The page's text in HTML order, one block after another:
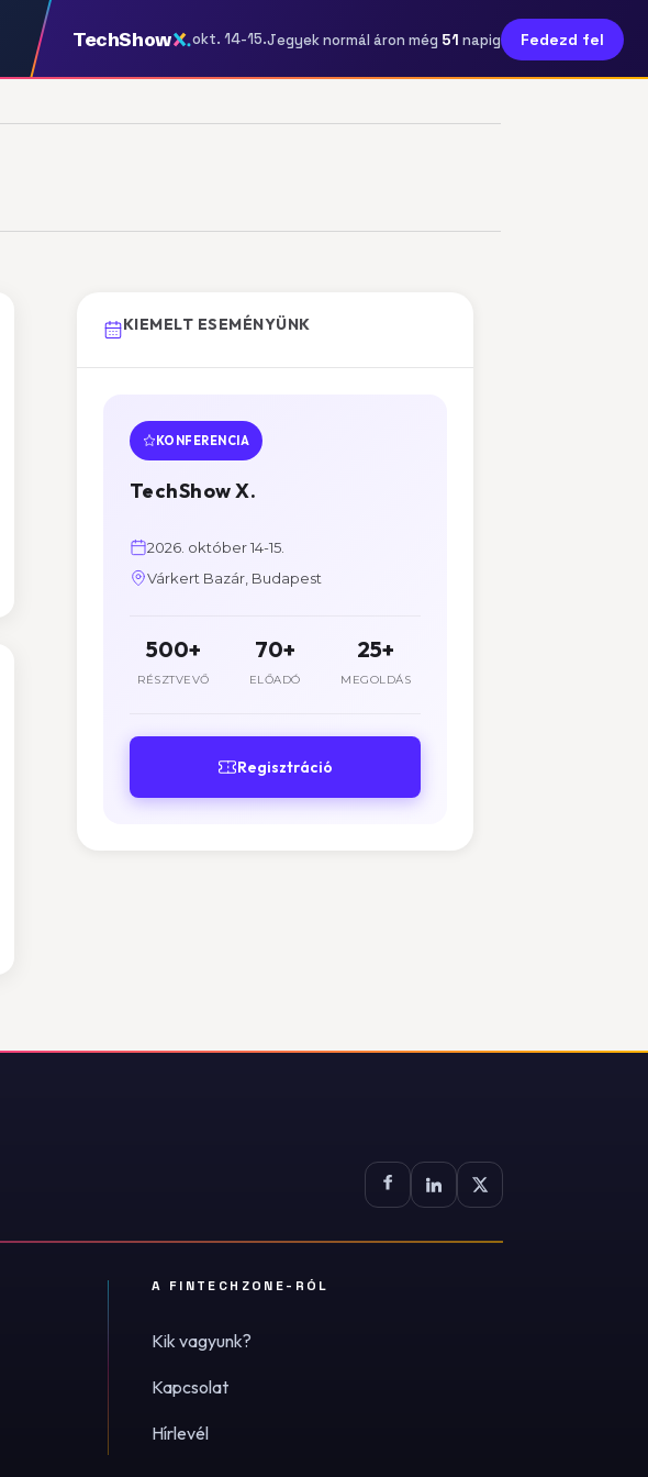
TechShow okt. 14-15.Jegyek normál áron még 51 napig Fedezd fel
KIEMELT ESEMÉNYÜNK
KONFERENCIA
TechShow X.
2026. október 14-15.
Várkert Bazár, Budapest
500+
RÉSZTVEVŐ
70+
ELŐADÓ
25+
MEGOLDÁS
Regisztráció
A FINTECHZONE-RÓL
Kik vagyunk?
Kapcsolat
Hírlevél